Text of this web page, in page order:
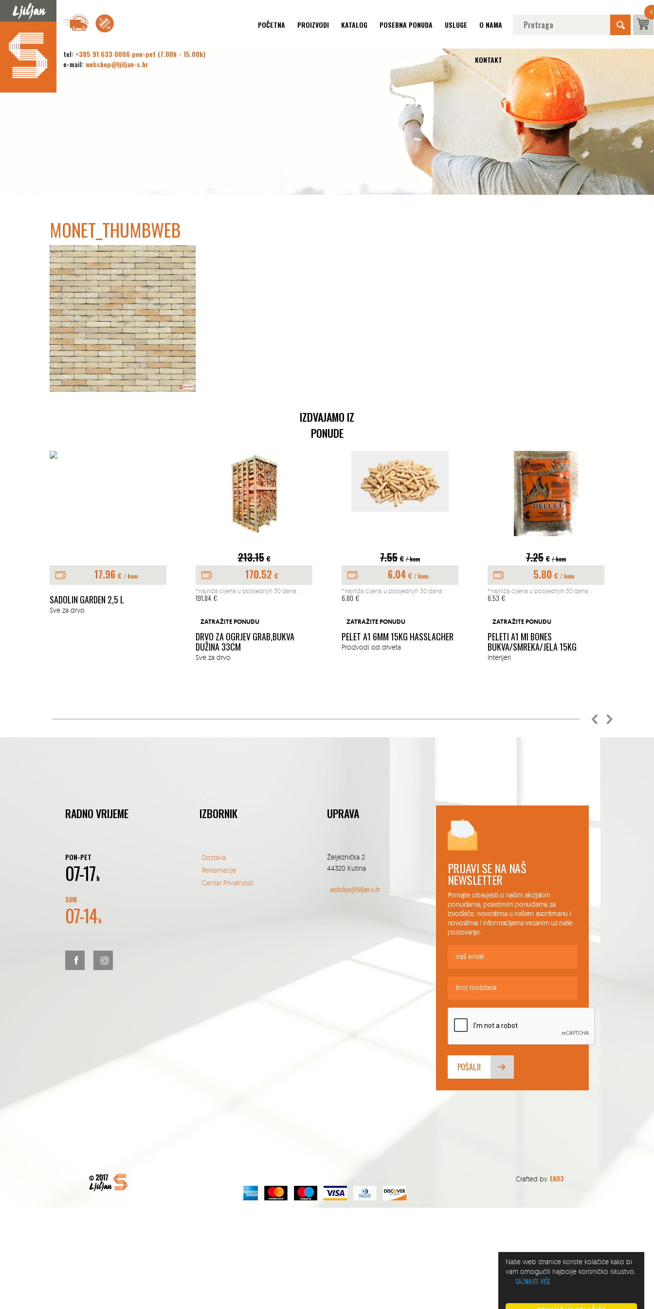
Naše web stranice koriste kolačiće kako bi
vam omogućili najbolje korisničko iskustvo.
SAZNAJTE VIŠE
tel: +385 91 633 0006 pon-pet (7.00h - 15.00h)
e-mail: webshop@ljiljan-s.hr
POČETNA PROIZVODI KATALOG POSEBNA PONUDA USLUGE O NAMA
KONTAKT
0
MONET_THUMBWEB
IZDVAJAMO IZ
PONUDE
17.96 € / kom
SADOLIN GARDEN 2,5 L
Sve za drvo
213.15 €
170.52 €
*najniža cijena u posljednjih 30 dana :
191.84 €
ZATRAŽITE PONUDU
DRVO ZA OGRJEV GRAB,BUKVA
DUŽINA 33CM
Sve za drvo
7.55 € / kom
6.04 € / kom
*najniža cijena u posljednjih 30 dana :
6.80 €
ZATRAŽITE PONUDU
PELET A1 6MM 15KG HASSLACHER
Proizvodi od drveta
7.25 € / kom
5.80 € / kom
*najniža cijena u posljednjih 30 dana :
6.53 €
ZATRAŽITE PONUDU
PELETI A1 MI BONES
BUKVA/SMREKA/JELA 15KG
Interijeri
RADNO VRIJEME
PON-PET
07-17h
SUB
07-14h
IZBORNIK
Dostava
Reklamacije
Centar Privatnosti
UPRAVA
Željeznička 2
44320 Kutina
webshop@ljiljan-s.hr
PRIJAVI SE NA NAŠ
NEWSLETTER
Primajte obavjesti o našim akcijskim
ponudama, posebnim ponudama za
izvođače, novostima u našem asortimanu i
novostima i informacijama vezanim uz naše
poslovanje.
Crafted by EA93